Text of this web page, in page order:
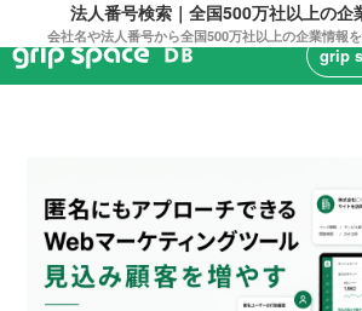
法人番号検索｜全国500万社以上の企
会社名や法人番号から全国500万社以上の企業情報を
grip